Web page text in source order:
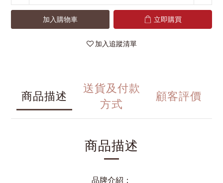
加入購物車 立即購買
加入追蹤清單
商品描述
送貨及付款
方式
顧客評價
商品描述
品牌介紹 ：